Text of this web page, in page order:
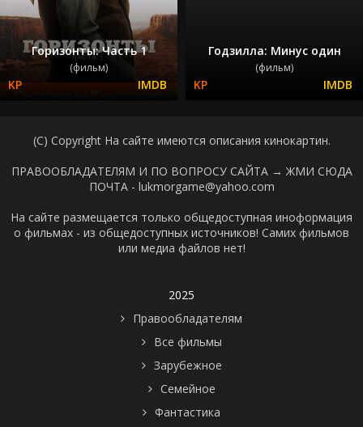
Горизонты: Часть 1
(фильм)
Годзилла: Минус один
(фильм)
(C) Copyright На сайте имеются описания кинокартин.
ПРАВООБЛАДАТЕЛЯМ И ПО ВОПРОСУ САЙТА → ЖМИ СЮДА
ПОЧТА - lukmorgame@yahoo.com
На сайте размещается только общедоступная иноформация
о фильмах - из общедоступных источников! Самих фильмов
или медиа файлов нет!
2025
Правообладателям
Все фильмы
Зарубежное
Семейное
Фантастика